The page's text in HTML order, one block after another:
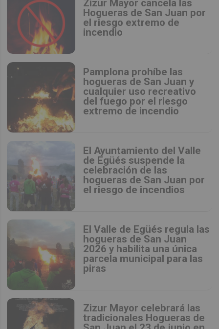
Zizur Mayor cancela las
Hogueras de San Juan por
el riesgo extremo de
incendio
Pamplona prohíbe las
hogueras de San Juan y
cualquier uso recreativo
del fuego por el riesgo
extremo de incendio
El Ayuntamiento del Valle
de Egüés suspende la
celebración de las
hogueras de San Juan por
el riesgo de incendios
El Valle de Egüés regula las
hogueras de San Juan
2026 y habilita una única
parcela municipal para las
piras
Zizur Mayor celebrará las
tradicionales Hogueras de